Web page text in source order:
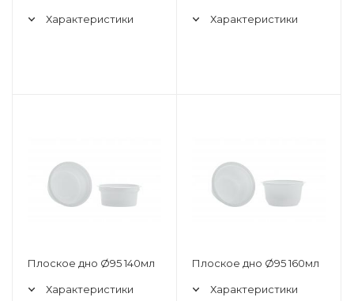
Характеристики Характеристики
Плоское дно Ø95 140мл
Характеристики
Плоское дно Ø95 160мл
Характеристики